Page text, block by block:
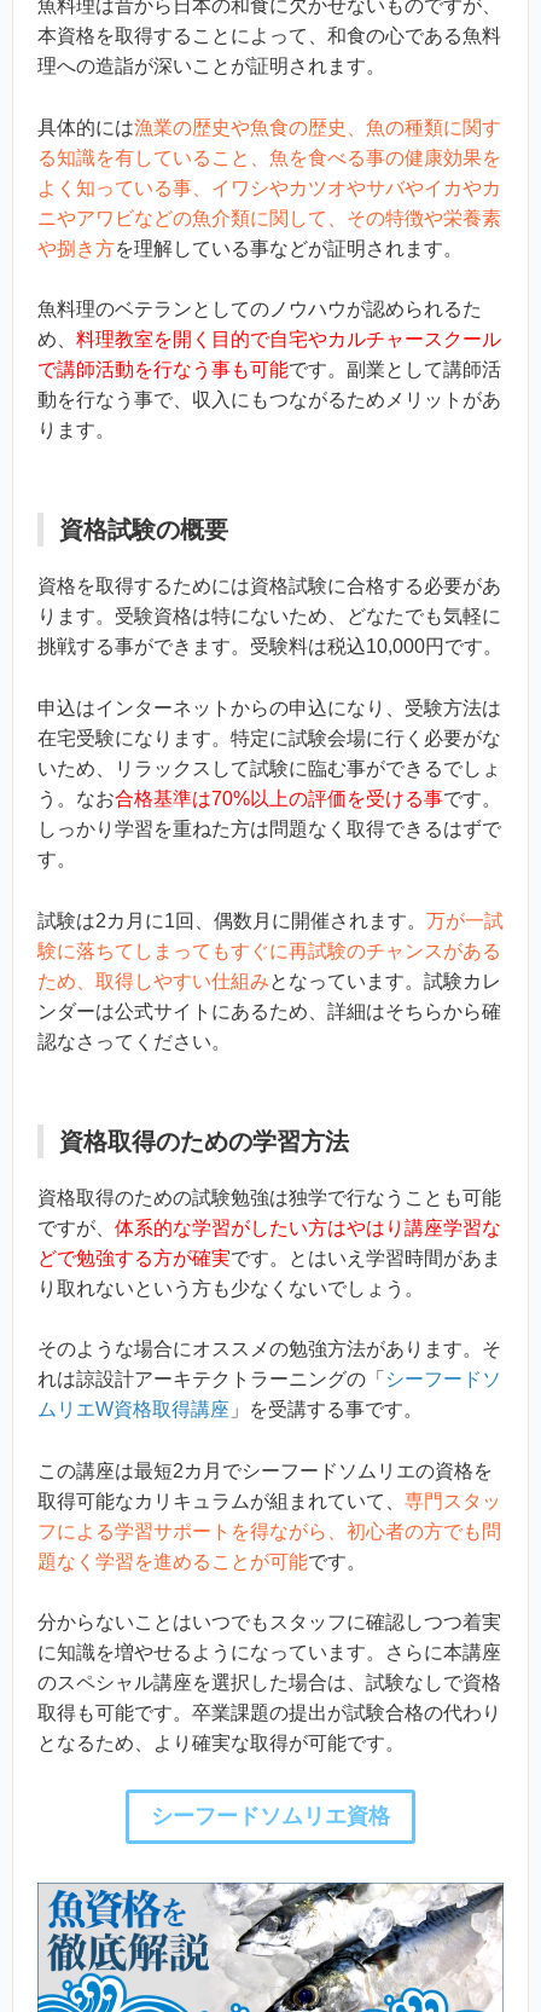
魚料理は昔から日本の和食に欠かせないものですが、
本資格を取得することによって、和食の心である魚料
理への造詣が深いことが証明されます。
具体的には漁業の歴史や魚食の歴史、魚の種類に関す
る知識を有していること、魚を食べる事の健康効果を
よく知っている事、イワシやカツオやサバやイカやカ
ニやアワビなどの魚介類に関して、その特徴や栄養素
や捌き方を理解している事などが証明されます。
魚料理のベテランとしてのノウハウが認められるた
め、 料理教室を開く目的で自宅やカルチャースクール
で講師活動を行なう事も可能です。副業として講師活
動を行なう事で、収入にもつながるためメリットがあ
ります。
資格試験の概要
資格を取得するためには資格試験に合格する必要があ
ります。受験資格は特にないため、どなたでも気軽に
挑戦する事ができます。受験料は税込10,000円です。
申込はインターネットからの申込になり、受験方法は
在宅受験になります。特定に試験会場に行く必要がな
いため、リラックスして試験に臨む事ができるでしょ
う。なお合格基準は70%以上の評価を受ける事です。
しっかり学習を重ねた方は問題なく取得できるはずで
す。
試験は2カ月に1回、偶数月に開催されます。 万が一試
験に落ちてしまってもすぐに再試験のチャンスがある
ため、取得しやすい仕組みとなっています。試験カレ
ンダーは公式サイトにあるため、詳細はそちらから確
認なさってください。
資格取得のための学習方法
資格取得のための試験勉強は独学で行なうことも可能
ですが、 体系的な学習がしたい方はやはり講座学習な
どで勉強する方が確実です。とはいえ学習時間があま
り取れないという方も少なくないでしょう。
そのような場合にオススメの勉強方法があります。そ
れは諒設計アーキテクトラーニングの「 シーフードソ
ムリエW資格取得講座 」を受講する事です。
この講座は最短2カ月でシーフードソムリエの資格を
取得可能なカリキュラムが組まれていて、 専門スタッ
フによる学習サポートを得ながら、初心者の方でも問
題なく学習を進めることが可能です。
分からないことはいつでもスタッフに確認しつつ着実
に知識を増やせるようになっています。さらに本講座
のスペシャル講座を選択した場合は、試験なしで資格
取得も可能です。卒業課題の提出が試験合格の代わり
となるため、より確実な取得が可能です。
シーフードソムリエ資格